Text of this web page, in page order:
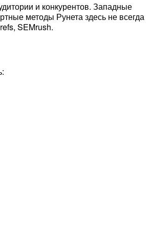
и конкурентов. Западные
методы Рунета здесь не всегда
SEMrush.